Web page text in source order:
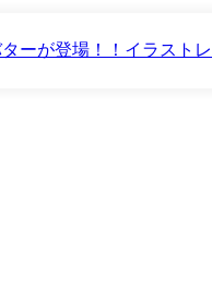
ーが登場！！イラスト